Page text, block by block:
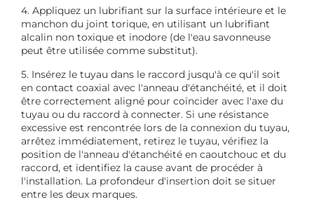
4. Appliquez un lubrifiant sur la surface intérieure et le
manchon du joint torique, en utilisant un lubrifiant
alcalin non toxique et inodore (de l'eau savonneuse
peut être utilisée comme substitut).
5. Insérez le tuyau dans le raccord jusqu'à ce qu'il soit
en contact coaxial avec l'anneau d'étanchéité, et il doit
être correctement aligné pour coïncider avec l'axe du
tuyau ou du raccord à connecter. Si une résistance
excessive est rencontrée lors de la connexion du tuyau,
arrêtez immédiatement, retirez le tuyau, vérifiez la
position de l'anneau d'étanchéité en caoutchouc et du
raccord, et identifiez la cause avant de procéder à
l'installation. La profondeur d'insertion doit se situer
entre les deux marques.